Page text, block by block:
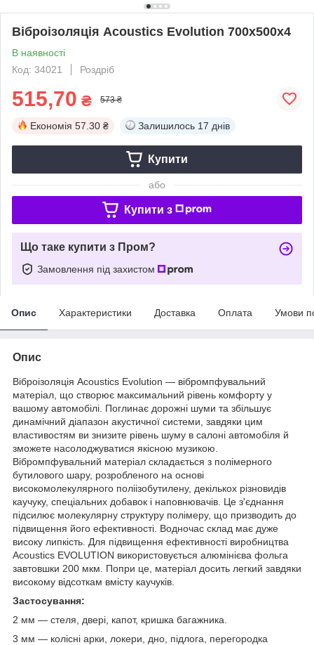
Віброізоляція Acoustics Evolution 700x500x4
В наявності
Код: 34021
Роздріб
515,70 ₴ 573 ₴
Економія 57.30 ₴ Залишилось 17 днів
Купити
або
Купити з
Що таке купити з Пром?
Замовлення під захистом
Опис Характеристики Доставка Оплата Умови
Опис
Віброізоляція Acoustics Evolution — вібромпфувальний
матеріал, що створює максимальний рівень комфорту у
вашому автомобілі. Поглинає дорожні шуми та збільшує
динамічний діапазон акустичної системи, завдяки цим
властивостям ви знизите рівень шуму в салоні автомобіля й
зможете насолоджуватися якісною музикою.
Вібромпфувальний матеріал складається з полімерного
бутилового шару, розробленого на основі
високомолекулярного поліізобутилену, декількох різновидів
каучуку, спеціальних добавок і наповнювачів. Це з'єднання
підсилює молекулярну структуру полімеру, що призводить до
підвищення його ефективності. Водночас склад має дуже
високу липкість. Для підвищення ефективності виробництва
Acoustics EVOLUTION використовується алюмінієва фольга
завтовшки 200 мкм. Попри це, матеріал досить легкий завдяки
високому відсоткам вмісту каучуків.
Застосування:
2 мм — стеля, двері, капот, кришка багажника.
3 мм — колісні арки, локери, дно, підлога, перегородка